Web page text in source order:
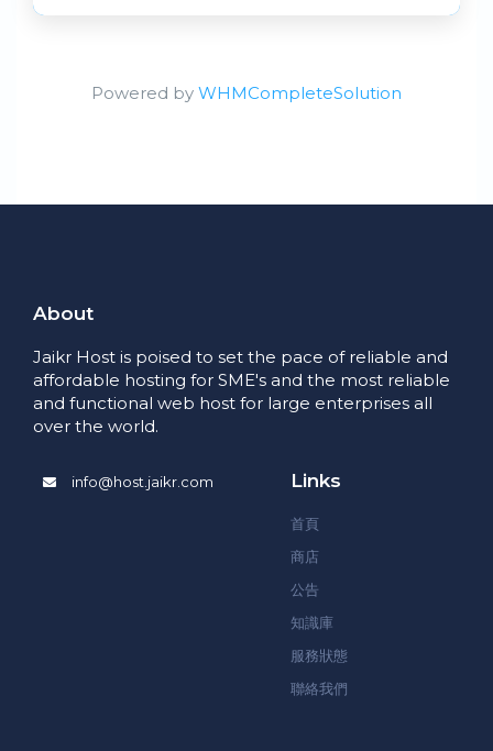
Powered by WHMCompleteSolution
About
Jaikr Host is poised to set the pace of reliable and
affordable hosting for SME's and the most reliable
and functional web host for large enterprises all
over the world.
info@host.jaikr.com Links
首頁
商店
公告
知識庫
服務狀態
聯絡我們